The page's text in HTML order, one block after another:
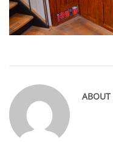
ABOUT